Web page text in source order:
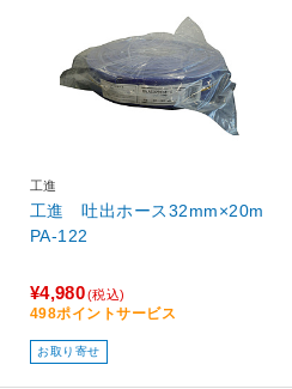
工進
工進 吐出ホース32mm×20m
PA-122
¥4,980(税込)
498ポイントサービス
お取り寄せ